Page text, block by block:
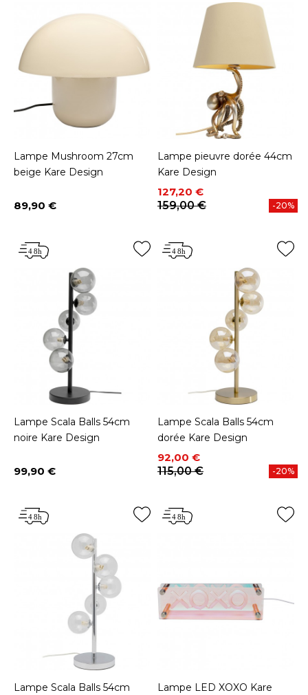
Lampe Mushroom 27cm
beige Kare Design
Prix
89,90 €
Lampe pieuvre dorée 44cm
Kare Design
Prix
127,20 €
Prix de base
159,00 €
-20%
Lampe Scala Balls 54cm
noire Kare Design
Prix
99,90 €
Lampe Scala Balls 54cm
dorée Kare Design
Prix
92,00 €
Prix de base
115,00 €
-20%
Lampe Scala Balls 54cm
Lampe LED XOXO Kare